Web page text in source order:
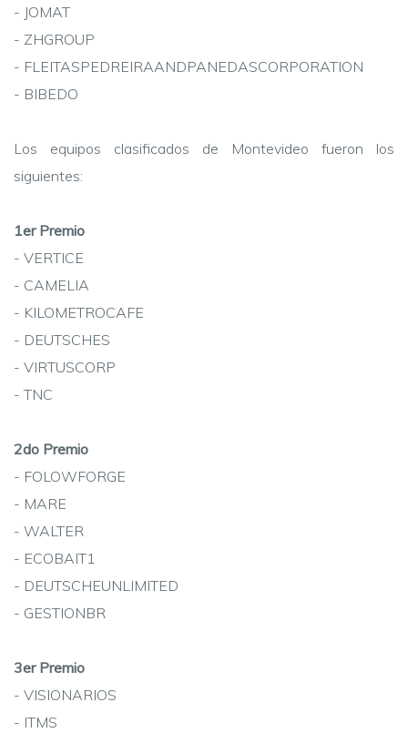
- JOMAT
- ZHGROUP
- FLEITASPEDREIRAANDPANEDASCORPORATION
- BIBEDO
Los equipos clasificados de Montevideo fueron los
siguientes:
1er Premio
- VERTICE
- CAMELIA
- KILOMETROCAFE
- DEUTSCHES
- VIRTUSCORP
- TNC
2do Premio
- FOLOWFORGE
- MARE
- WALTER
- ECOBAIT1
- DEUTSCHEUNLIMITED
- GESTIONBR
3er Premio
- VISIONARIOS
- ITMS